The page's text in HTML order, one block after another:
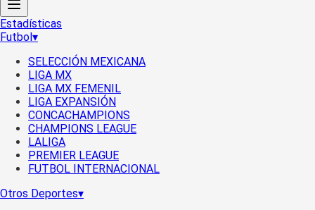
Estadísticas
Futbol▾
SELECCIÓN MEXICANA
LIGA MX
LIGA MX FEMENIL
LIGA EXPANSIÓN
CONCACHAMPIONS
CHAMPIONS LEAGUE
LALIGA
PREMIER LEAGUE
FUTBOL INTERNACIONAL
Otros Deportes▾